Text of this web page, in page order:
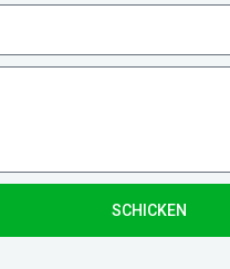
SCHICKEN